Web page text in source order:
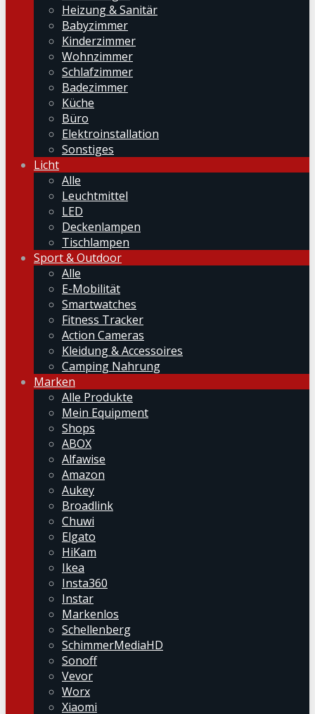
Heizung & Sanitär
Babyzimmer
Kinderzimmer
Wohnzimmer
Schlafzimmer
Badezimmer
Küche
Büro
Elektroinstallation
Sonstiges
Licht
Alle
Leuchtmittel
LED
Deckenlampen
Tischlampen
Sport & Outdoor
Alle
E-Mobilität
Smartwatches
Fitness Tracker
Action Cameras
Kleidung & Accessoires
Camping Nahrung
Marken
Alle Produkte
Mein Equipment
Shops
ABOX
Alfawise
Amazon
Aukey
Broadlink
Chuwi
Elgato
HiKam
Ikea
Insta360
Instar
Markenlos
Schellenberg
SchimmerMediaHD
Sonoff
Vevor
Worx
Xiaomi